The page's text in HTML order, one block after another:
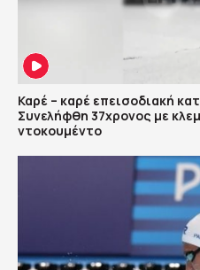
Καρέ – καρέ επεισοδιακή
Συνελήφθη 37χρονος με
ντοκουμέντο